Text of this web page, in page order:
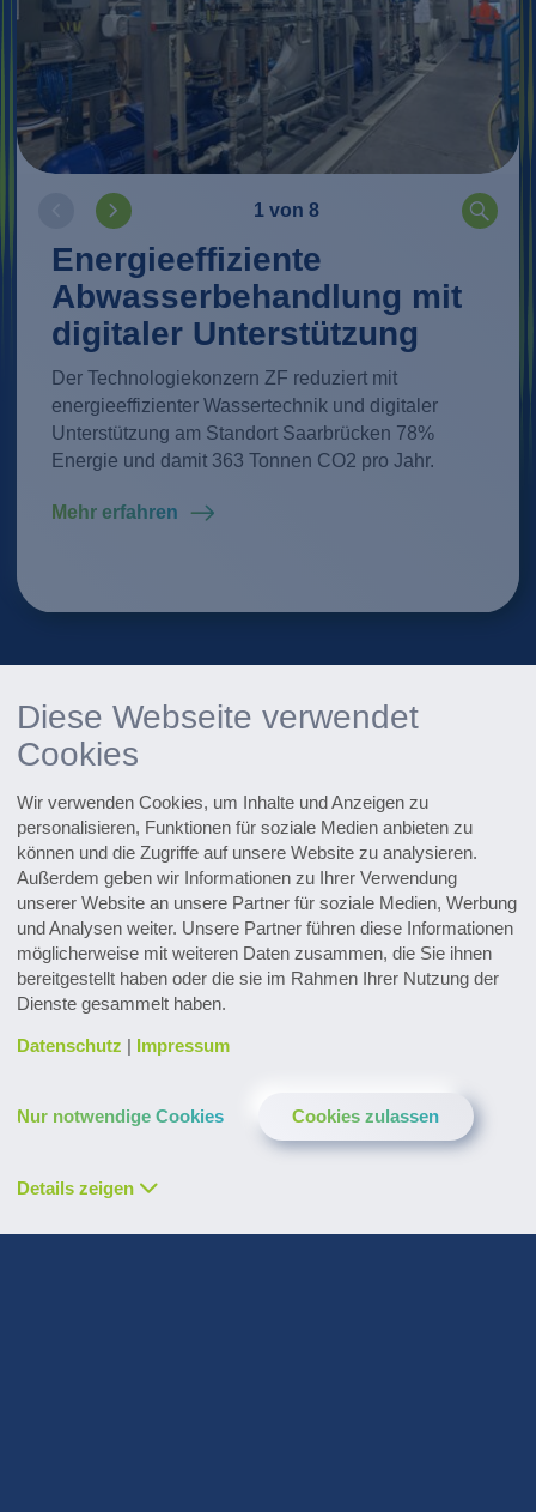
Diese Webseite verwendet
Cookies
Wir verwenden Cookies, um Inhalte und Anzeigen zu
personalisieren, Funktionen für soziale Medien anbieten zu
können und die Zugriffe auf unsere Website zu analysieren.
Außerdem geben wir Informationen zu Ihrer Verwendung
unserer Website an unsere Partner für soziale Medien, Werbung
und Analysen weiter. Unsere Partner führen diese Informationen
möglicherweise mit weiteren Daten zusammen, die Sie ihnen
bereitgestellt haben oder die sie im Rahmen Ihrer Nutzung der
Dienste gesammelt haben.
Datenschutz | Impressum
Details zeigen
Nur notwendige Cookies Cookies zulassen
Energieeffiziente
Abwasserbehandlung mit
digitaler Unterstützung
Der Technologiekonzern ZF reduziert mit
energieeffizienter Wassertechnik und digitaler
Unterstützung am Standort Saarbrücken 78%
Energie und damit 363 Tonnen CO2 pro Jahr.
Mehr erfahren
Mehr erfahren
Mehr erfahren
Mehr erfahren
1 von 8
News
04.12.2025
Abwasseranlage für Kosmetikhersteller geht in
Mexiko in Betrieb
Digitale Services
WaterExpert™ unterstützt bei täglichen
Routinen im Anlagenbetrieb und liefert
Hinweise zur Optimierung
Entdecken Sie zahlreiche
Zum Downloadcenter
1 2